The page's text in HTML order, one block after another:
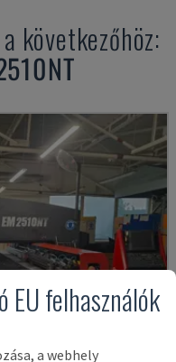
következőhöz:
EU felhasználók
a webhely